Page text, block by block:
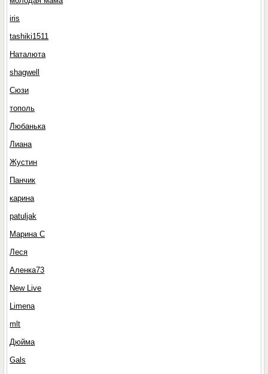
iris
tashiki1511
Наталюта
shagwell
Сюзи
тополь
Любанька
Лиана
Жустин
Панчик
карина
patuljak
Марина С
Леся
Аленка73
New Live
Limena
mlt
Дюйма
Gals